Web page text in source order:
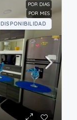
POR DIAS
POR MES